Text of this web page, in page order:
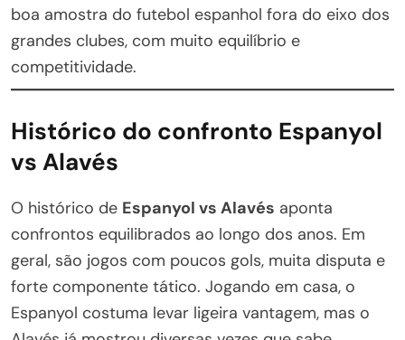
boa amostra do futebol espanhol fora do eixo dos
grandes clubes, com muito equilíbrio e
competitividade.
Histórico do confronto Espanyol
vs Alavés
O histórico de Espanyol vs Alavés aponta
confrontos equilibrados ao longo dos anos. Em
geral, são jogos com poucos gols, muita disputa e
forte componente tático. Jogando em casa, o
Espanyol costuma levar ligeira vantagem, mas o